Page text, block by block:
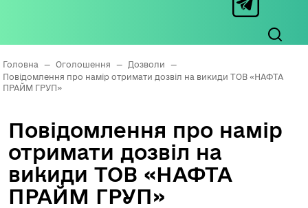
Головна — Оголошення — Дозволи
—
Повідомлення про намір отримати дозвіл на викиди ТОВ «НАФТА
ПРАЙМ ГРУП»
Повідомлення про намір
отримати дозвіл на
викиди ТОВ «НАФТА
ПРАЙМ ГРУП»